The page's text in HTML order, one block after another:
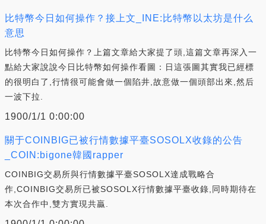
比特幣今日如何操作？接上文_INE:比特幣以太坊是什么
意思
比特幣今日如何操作？上篇文章給大家提了頭,這篇文章再深入一
點給大家說說今日比特幣如何操作看圖：日這張圖其實我已經標
的很明白了,行情很可能會做一個陷井,故意做一個頭部出來,然后
一波下拉.
1900/1/1 0:00:00
關于COINBIG已被行情數據平臺SOSOLX收錄的公告
_COIN:bigone韓國rapper
COINBIG交易所與行情數據平臺SOSOLX達成戰略合
作,COINBIG交易所已被SOSOLX行情數據平臺收錄,同時期待在
本次合作中,雙方實現共贏.